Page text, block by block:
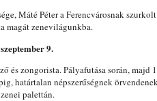
Máté Péter a Ferencvárosnak
magát zenevilágunkba.
9.
és zongorista. Pályafutása során, majd
határtalan népszerűségnek
palettán.